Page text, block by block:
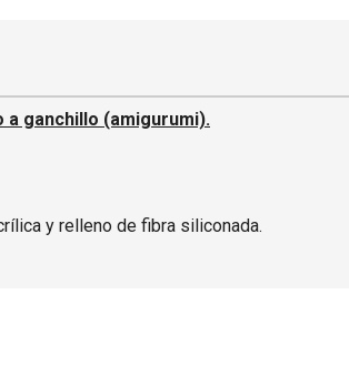
a ganchillo (amigurumi).
y relleno de fibra siliconada.